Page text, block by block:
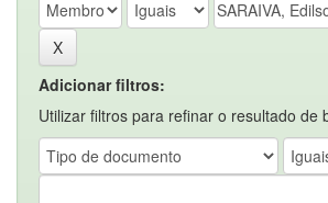
Adicionar filtros:
Utilizar filtros para refinar o resultado de